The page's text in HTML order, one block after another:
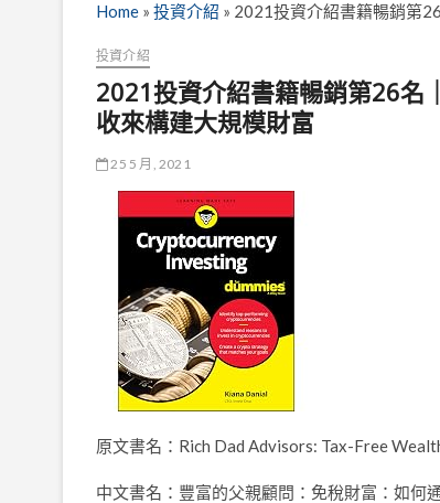
Home » 投資介紹 » 2021投資介紹書籍暢銷第
投資介紹
2021投資介紹書籍暢銷第26名
收來構建大規模財富
25 5 月, 2021
原文書名：Rich Dad Advisors: Tax-Free
中文書名：豐富的父親顧問：免稅財富：如何